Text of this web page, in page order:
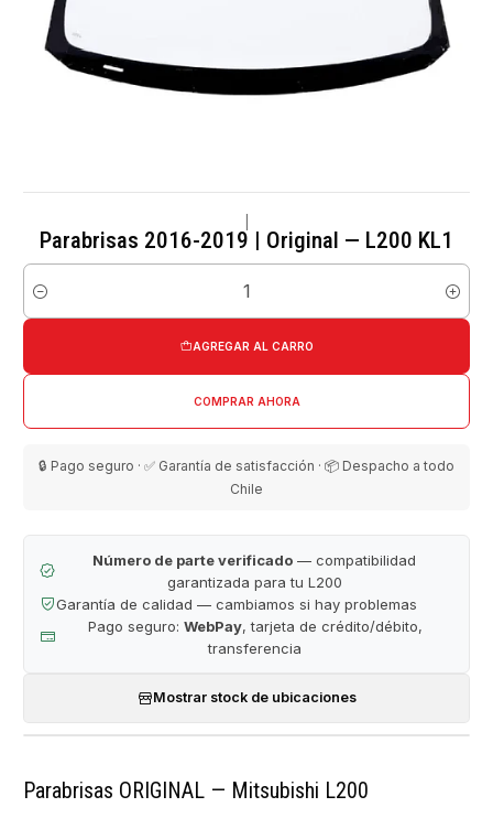
Parabrisas 2016-2019 | Original — L200 KL1
Cantidad
AGREGAR AL CARRO
COMPRAR AHORA
🔒 Pago seguro · ✅ Garantía de satisfacción · 📦 Despacho a todo
Chile
Número de parte verificado — compatibilidad
garantizada para tu L200
Garantía de calidad — cambiamos si hay problemas
Pago seguro: WebPay, tarjeta de crédito/débito,
transferencia
Mostrar stock de ubicaciones
Parabrisas ORIGINAL — Mitsubishi L200